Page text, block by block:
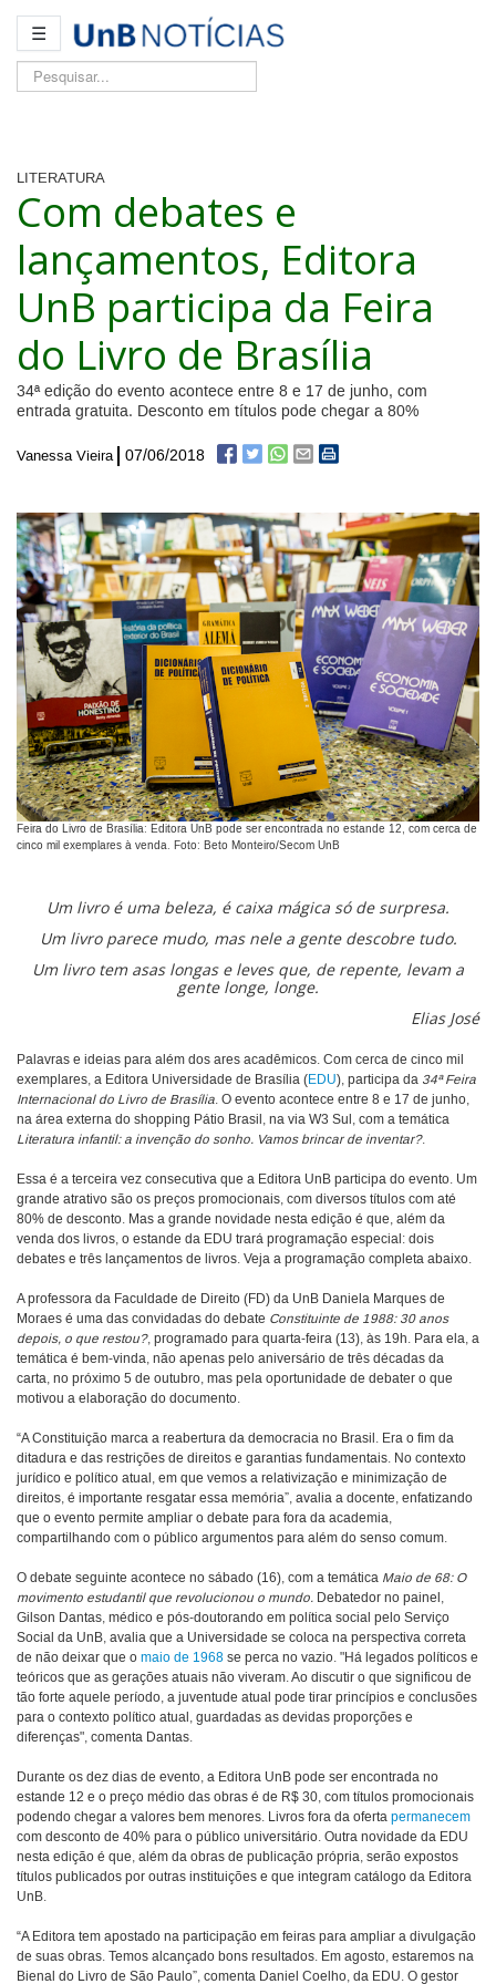
☰
Pesquisar...
LITERATURA
Com debates e
lançamentos, Editora
UnB participa da Feira
do Livro de Brasília
34ª edição do evento acontece entre 8 e 17 de junho, com
entrada gratuita. Desconto em títulos pode chegar a 80%
Vanessa Vieira 07/06/2018
Feira do Livro de Brasília: Editora UnB pode ser encontrada no estande 12, com cerca de
cinco mil exemplares à venda. Foto: Beto Monteiro/Secom UnB
Um livro é uma beleza, é caixa mágica só de surpresa.
Um livro parece mudo, mas nele a gente descobre tudo.
Um livro tem asas longas e leves que, de repente, levam a
gente longe, longe.
Elias José
Palavras e ideias para além dos ares acadêmicos. Com cerca de cinco mil
exemplares, a Editora Universidade de Brasília (EDU), participa da 34ª Feira
Internacional do Livro de Brasília. O evento acontece entre 8 e 17 de junho,
na área externa do shopping Pátio Brasil, na via W3 Sul, com a temática
Literatura infantil: a invenção do sonho. Vamos brincar de inventar?.
Essa é a terceira vez consecutiva que a Editora UnB participa do evento. Um
grande atrativo são os preços promocionais, com diversos títulos com até
80% de desconto. Mas a grande novidade nesta edição é que, além da
venda dos livros, o estande da EDU trará programação especial: dois
debates e três lançamentos de livros. Veja a programação completa abaixo.
A professora da Faculdade de Direito (FD) da UnB Daniela Marques de
Moraes é uma das convidadas do debate Constituinte de 1988: 30 anos
depois, o que restou?, programado para quarta-feira (13), às 19h. Para ela, a
temática é bem-vinda, não apenas pelo aniversário de três décadas da
carta, no próximo 5 de outubro, mas pela oportunidade de debater o que
motivou a elaboração do documento.
“A Constituição marca a reabertura da democracia no Brasil. Era o fim da
ditadura e das restrições de direitos e garantias fundamentais. No contexto
jurídico e político atual, em que vemos a relativização e minimização de
direitos, é importante resgatar essa memória”, avalia a docente, enfatizando
que o evento permite ampliar o debate para fora da academia,
compartilhando com o público argumentos para além do senso comum.
O debate seguinte acontece no sábado (16), com a temática Maio de 68: O
movimento estudantil que revolucionou o mundo. Debatedor no painel,
Gilson Dantas, médico e pós-doutorando em política social pelo Serviço
Social da UnB, avalia que a Universidade se coloca na perspectiva correta
de não deixar que o maio de 1968 se perca no vazio. "Há legados políticos e
teóricos que as gerações atuais não viveram. Ao discutir o que significou de
tão forte aquele período, a juventude atual pode tirar princípios e conclusões
para o contexto político atual, guardadas as devidas proporções e
diferenças", comenta Dantas.
Durante os dez dias de evento, a Editora UnB pode ser encontrada no
estande 12 e o preço médio das obras é de R$ 30, com títulos promocionais
podendo chegar a valores bem menores. Livros fora da oferta permanecem
com desconto de 40% para o público universitário. Outra novidade da EDU
nesta edição é que, além da obras de publicação própria, serão expostos
títulos publicados por outras instituições e que integram catálogo da Editora
UnB.
“A Editora tem apostado na participação em feiras para ampliar a divulgação
de suas obras. Temos alcançado bons resultados. Em agosto, estaremos na
Bienal do Livro de São Paulo”, comenta Daniel Coelho, da EDU. O gestor